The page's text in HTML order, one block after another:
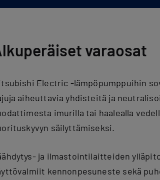
varaosat
Electric -lämpöpumppuihin
aiheuttavia yhdisteitä ja
imurilla tai haalealla
säilyttämiseksi.
ja ilmastointilaitteiden
kennonpesuneste sekä